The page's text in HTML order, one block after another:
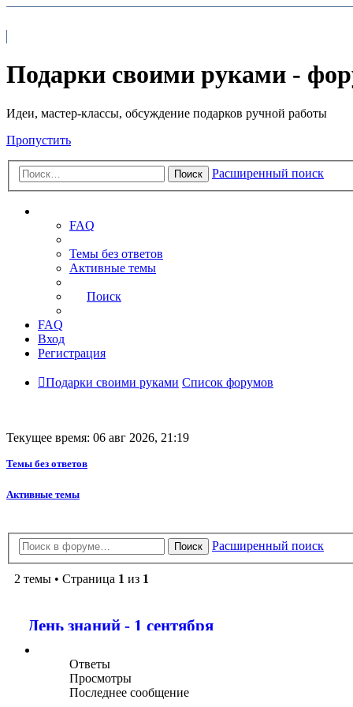
Подарки своими руками -
Идеи, мастер-классы, обсуждение подарков ручной работы
Пропустить
Поиск Расширенный поиск
FAQ
Темы без ответов
Активные темы
Поиск
FAQ
Вход
Регистрация
Подарки своими руками Список форумов
Текущее время: 06 авг 2026, 21:19
Темы без ответов
Активные темы
Поиск Расширенный поиск
2 темы • Страница 1 из 1
День знаний - 1 сентября
Ответы
Просмотры
Последнее сообщение